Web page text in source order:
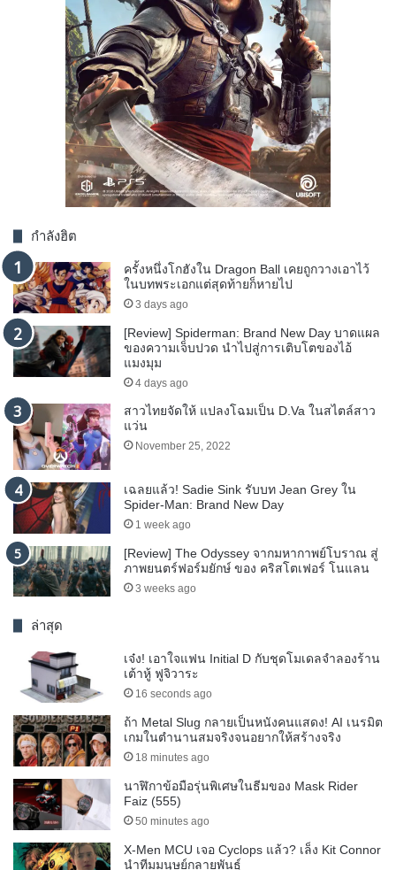
กำลังฮิต
ครั้งหนึ่งโกฮังใน Dragon Ball เคยถูกวางเอาไว้
ในบทพระเอกแต่สุดท้ายก็หายไป
3 days ago
[Review] Spiderman: Brand New Day บาดแผล
ของความเจ็บปวด นำไปสู่การเติบโตของไอ้
แมงมุม
4 days ago
สาวไทยจัดให้ แปลงโฉมเป็น D.Va ในสไตล์สาว
แว่น
November 25, 2022
เฉลยแล้ว! Sadie Sink รับบท Jean Grey ใน
Spider-Man: Brand New Day
1 week ago
[Review] The Odyssey จากมหากาพย์โบราณ สู่
ภาพยนตร์ฟอร์มยักษ์ ของ คริสโตเฟอร์ โนแลน
3 weeks ago
ล่าสุด
เจ๋ง! เอาใจแฟน Initial D กับชุดโมเดลจำลองร้าน
เต้าหู้ ฟูจิวาระ
16 seconds ago
ถ้า Metal Slug กลายเป็นหนังคนแสดง! AI เนรมิต
เกมในตำนานสมจริงจนอยากให้สร้างจริง
18 minutes ago
นาฬิกาข้อมือรุ่นพิเศษในธีมของ Mask Rider
Faiz (555)
50 minutes ago
X-Men MCU เจอ Cyclops แล้ว? เล็ง Kit Connor
นำทีมมนุษย์กลายพันธุ์